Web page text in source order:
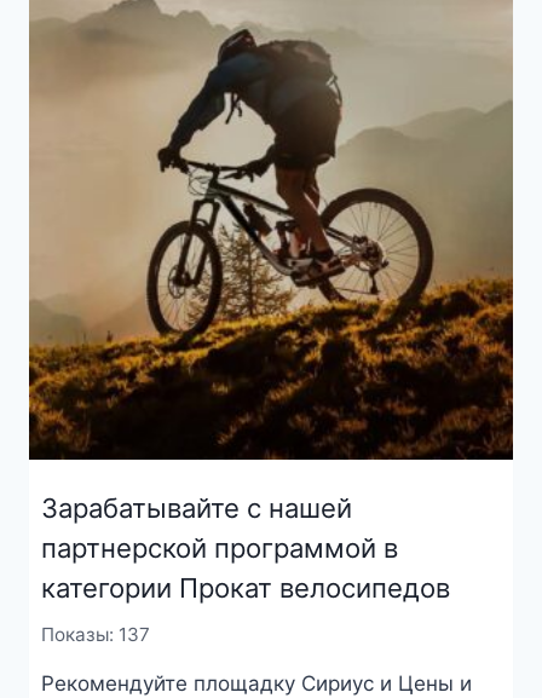
Зарабатывайте с нашей
партнерской программой в
категории Прокат велосипедов
Показы: 137
Рекомендуйте площадку Сириус и Цены и